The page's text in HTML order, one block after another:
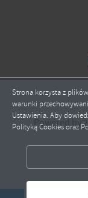
Powered by
Strona korzysta z
warunki
Ustawienia. Aby
Polityką Cookies oraz